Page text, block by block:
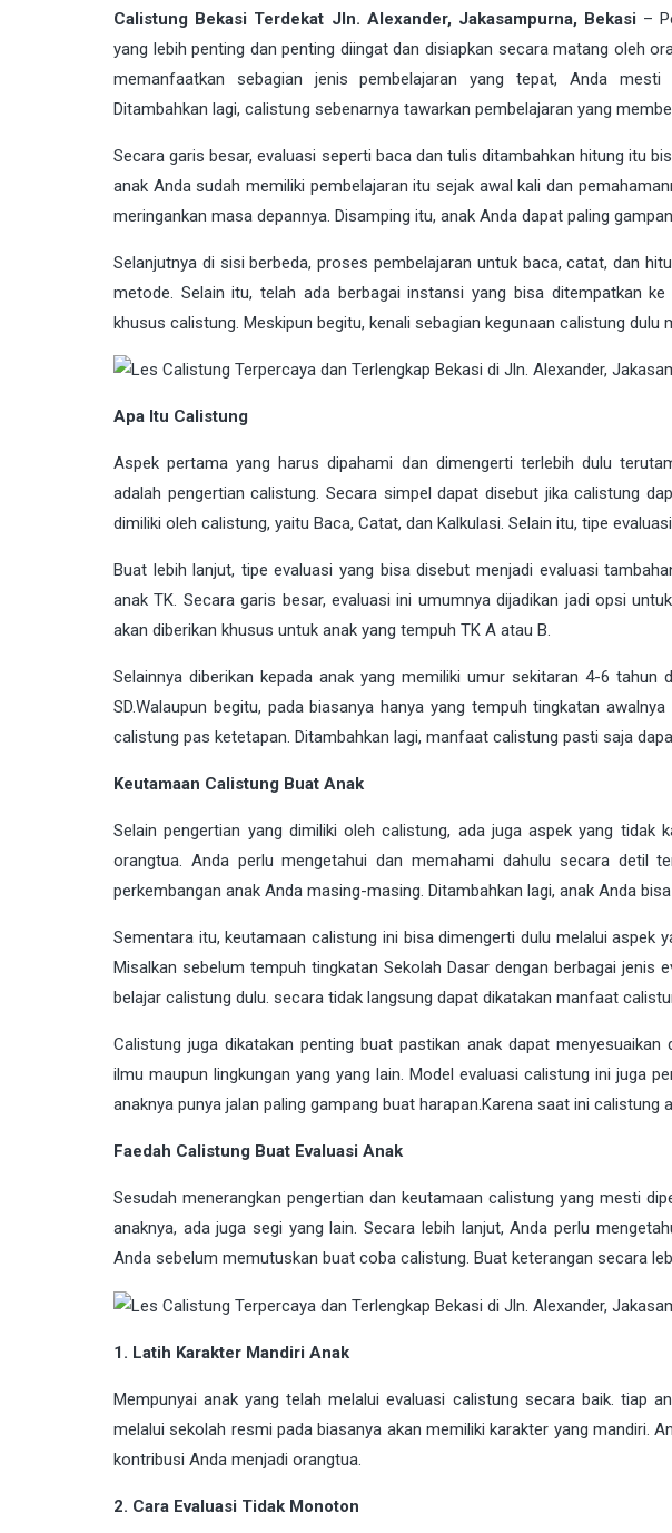
Calistung Bekasi Terdekat Jln. Alexander, Jakasampurna, Bekasi –
yang lebih penting dan penting diingat dan disiapkan secara matang oleh
memanfaatkan sebagian jenis pembelajaran yang tepat, Anda
Ditambahkan lagi, calistung sebenarnya tawarkan pembelajaran yang
Secara garis besar, evaluasi seperti baca dan tulis ditambahkan hitung itu
anak Anda sudah memiliki pembelajaran itu sejak awal kali dan
meringankan masa depannya. Disamping itu, anak Anda dapat paling
Selanjutnya di sisi berbeda, proses pembelajaran untuk baca, catat, dan
metode. Selain itu, telah ada berbagai instansi yang bisa ditempatkan
khusus calistung. Meskipun begitu, kenali sebagian kegunaan calistung dulu
Apa Itu Calistung
Aspek pertama yang harus dipahami dan dimengerti terlebih dulu
adalah pengertian calistung. Secara simpel dapat disebut jika calistung
dimiliki oleh calistung, yaitu Baca, Catat, dan Kalkulasi. Selain itu, tipe
Buat lebih lanjut, tipe evaluasi yang bisa disebut menjadi evaluasi
anak TK. Secara garis besar, evaluasi ini umumnya dijadikan jadi opsi
akan diberikan khusus untuk anak yang tempuh TK A atau B.
Selainnya diberikan kepada anak yang memiliki umur sekitaran 4-6
SD.Walaupun begitu, pada biasanya hanya yang tempuh tingkatan
calistung pas ketetapan. Ditambahkan lagi, manfaat calistung pasti saja
Keutamaan Calistung Buat Anak
Selain pengertian yang dimiliki oleh calistung, ada juga aspek yang tidak
orangtua. Anda perlu mengetahui dan memahami dahulu secara detil
perkembangan anak Anda masing-masing. Ditambahkan lagi, anak Anda
Sementara itu, keutamaan calistung ini bisa dimengerti dulu melalui aspek
Misalkan sebelum tempuh tingkatan Sekolah Dasar dengan berbagai jenis
belajar calistung dulu. secara tidak langsung dapat dikatakan manfaat
Calistung juga dikatakan penting buat pastikan anak dapat
ilmu maupun lingkungan yang yang lain. Model evaluasi calistung ini juga
anaknya punya jalan paling gampang buat harapan.Karena saat ini calistung
Faedah Calistung Buat Evaluasi Anak
Sesudah menerangkan pengertian dan keutamaan calistung yang mesti
anaknya, ada juga segi yang lain. Secara lebih lanjut, Anda perlu
Anda sebelum memutuskan buat coba calistung. Buat keterangan secara
1. Latih Karakter Mandiri Anak
Mempunyai anak yang telah melalui evaluasi calistung secara baik. tiap
melalui sekolah resmi pada biasanya akan memiliki karakter yang mandiri.
kontribusi Anda menjadi orangtua.
2. Cara Evaluasi Tidak Monoton